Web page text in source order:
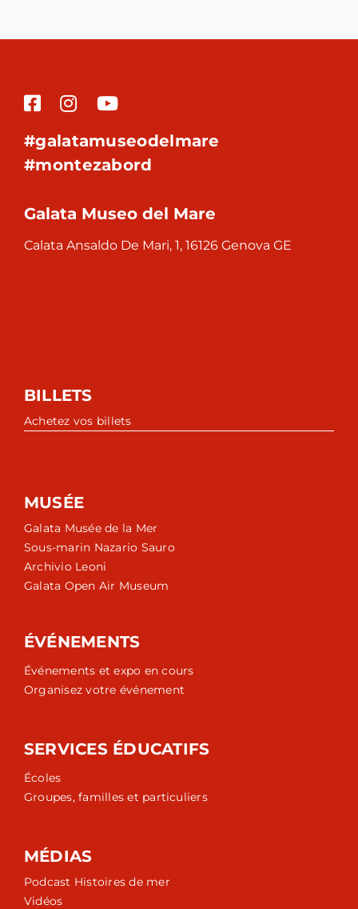
#galatamuseodelmare
#montezabord
Galata Museo del Mare
Calata Ansaldo De Mari, 1, 16126 Genova GE
BILLETS
Achetez vos billets
MUSÉE
Galata Musée de la Mer
Sous-marin Nazario Sauro
Archivio Leoni
Galata Open Air Museum
ÉVÉNEMENTS
Événements et expo en cours
Organisez votre événement
SERVICES ÉDUCATIFS
Écoles
Groupes, familles et particuliers
MÉDIAS
Podcast Histoires de mer
Vidéos